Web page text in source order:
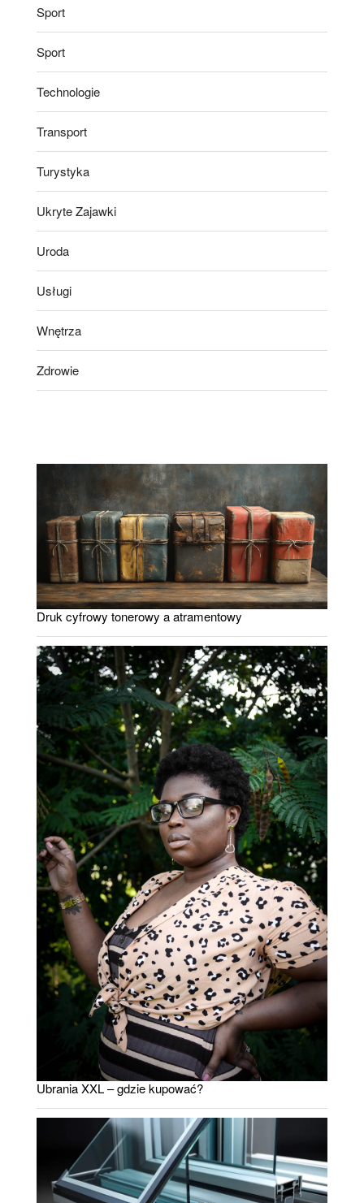
Sport
Sport
Technologie
Transport
Turystyka
Ukryte Zajawki
Uroda
Usługi
Wnętrza
Zdrowie
Druk cyfrowy tonerowy a atramentowy
Ubrania XXL – gdzie kupować?